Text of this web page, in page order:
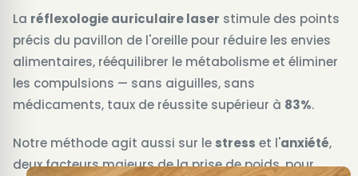
La réflexologie auriculaire laser stimule des points
précis du pavillon de l'oreille pour réduire les envies
alimentaires, rééquilibrer le métabolisme et éliminer
les compulsions — sans aiguilles, sans
médicaments, taux de réussite supérieur à 83%.
Notre méthode agit aussi sur le stress et l'anxiété,
deux facteurs majeurs de la prise de poids, pour